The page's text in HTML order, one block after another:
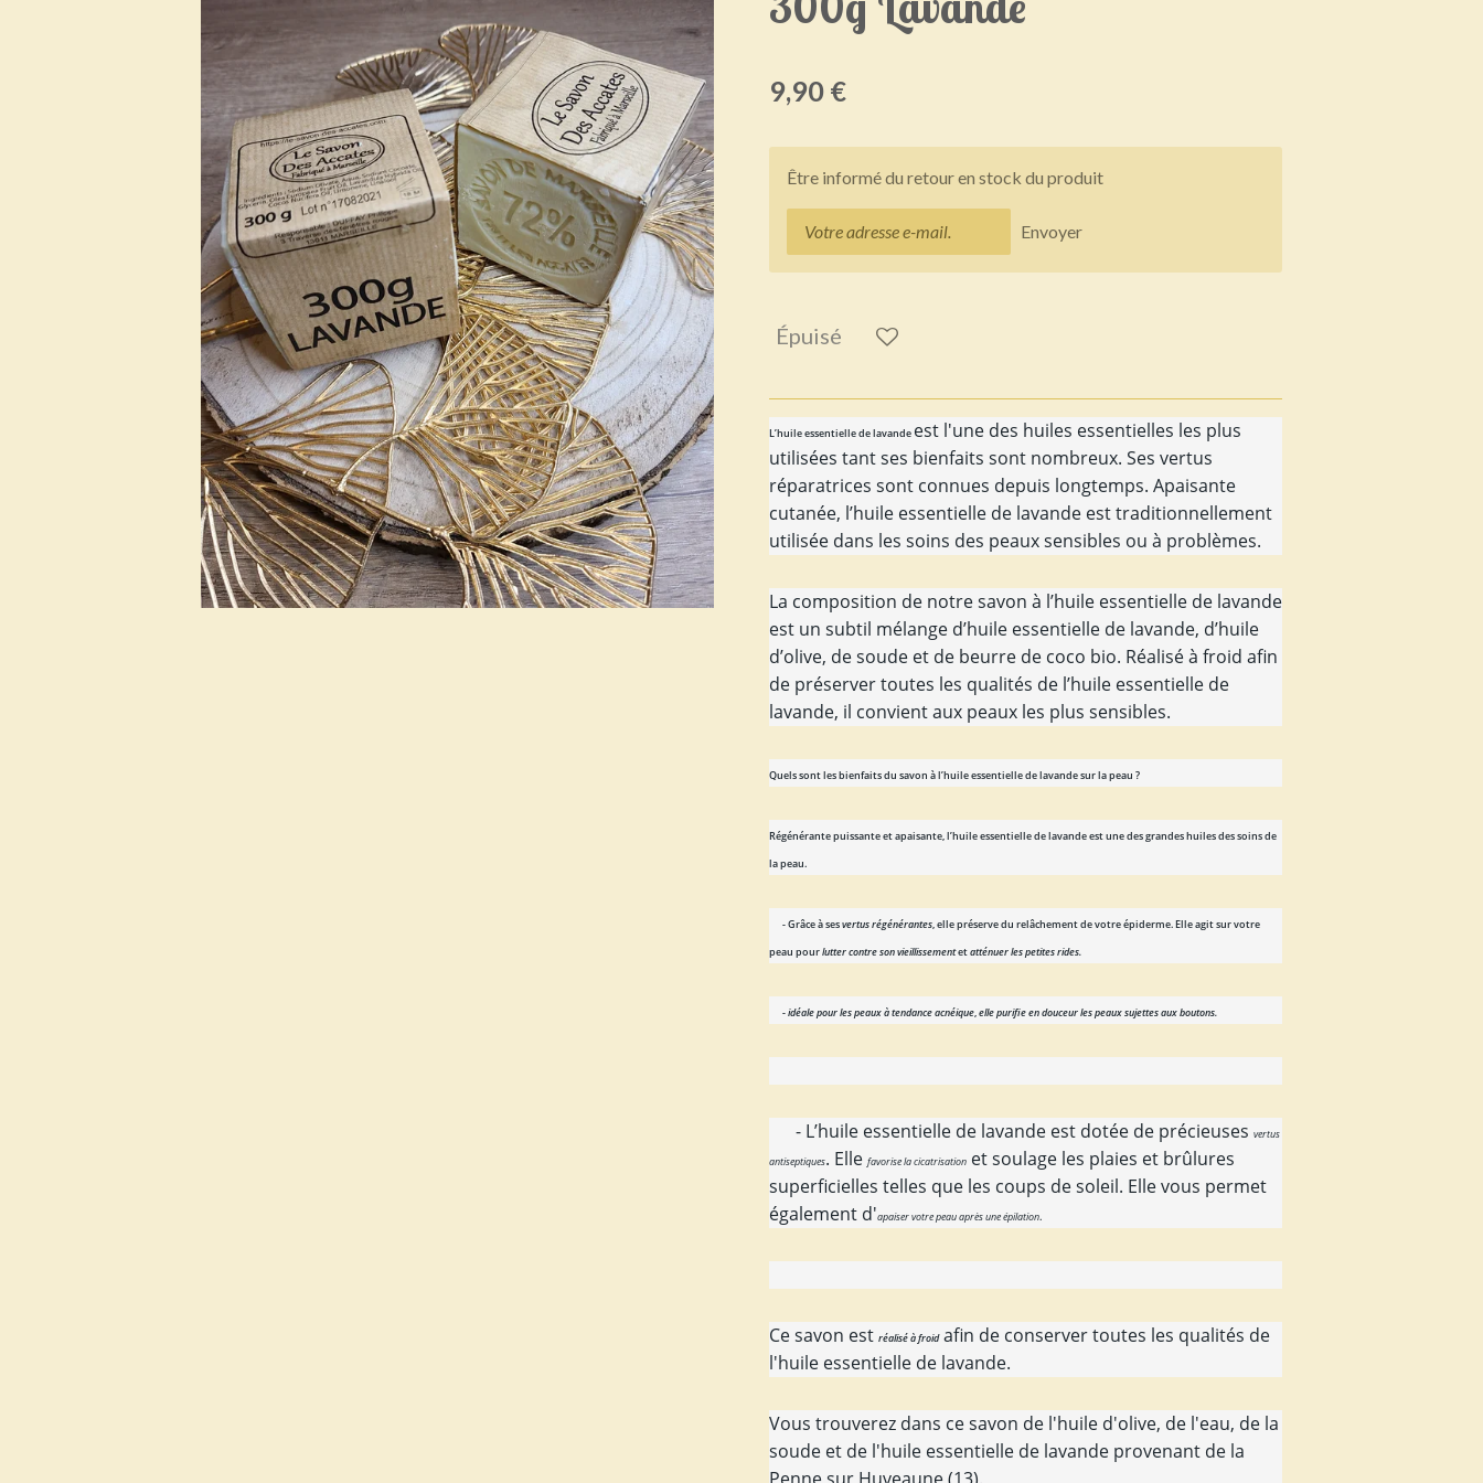
9,90 €
Être informé du retour en stock du produit
Envoyer
Épuisé
L’huile essentielle de lavande est l'une des huiles essentielles les plus
utilisées tant ses bienfaits sont nombreux. Ses vertus
réparatrices sont connues depuis longtemps. Apaisante
cutanée, l’huile essentielle de lavande est traditionnellement
utilisée dans les soins des peaux sensibles ou à problèmes.
La composition de notre savon à l’huile essentielle de lavande
est un subtil mélange d’huile essentielle de lavande, d’huile
d’olive, de soude et de beurre de coco bio. Réalisé à froid afin
de préserver toutes les qualités de l’huile essentielle de
lavande, il convient aux peaux les plus sensibles.
Quels sont les bienfaits du savon à l’huile essentielle de lavande sur la peau ?
Régénérante puissante et apaisante, l’huile essentielle de lavande est une des grandes huiles des soins de
la peau.
- Grâce à sesvertus régénérantes, elle préserve du relâchement de votre épiderme. Elle agit sur votre
peau pourlutter contre son vieillissementetatténuer les petites rides.
-idéale pour les peaux à tendance acnéique,ellepurifie en douceur les peaux sujettes aux boutons.
- L’huile essentielle de lavande est dotée de précieuses vertus
antiseptiques. Elle favorise la cicatrisation et soulage les plaies et brûlures
superficielles telles que les coups de soleil. Elle vous permet
également d'apaiser votre peau après une épilation.
Ce savon est réalisé à froidafin de conserver toutes les qualités de
l'huile essentielle de lavande.
Vous trouverez dans ce savon de l'huile d'olive, de l'eau, de la
soude et de l'huile essentielle de lavande provenant de la